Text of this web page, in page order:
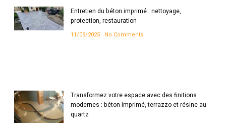
Entretien du béton imprimé : nettoyage,
protection, restauration
11/09/2025 No Comments
Transformez votre espace avec des finitions
modernes : béton imprimé, terrazzo et résine au
quartz